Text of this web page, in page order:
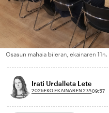
Osasun mahaia bileran, ekainaren 11n.
Irati Urdalleta Lete
2025EKO EKAINAREN 27A09:57